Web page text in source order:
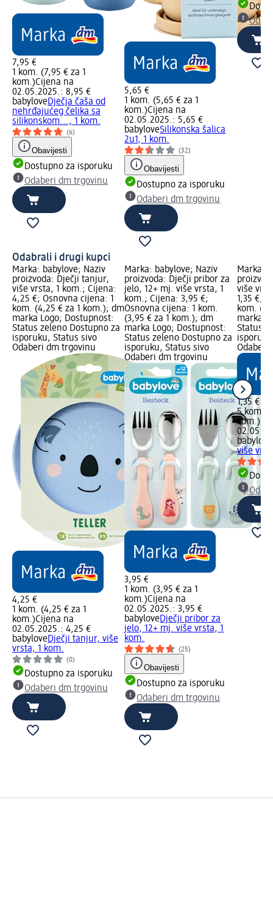
7,95 €
1 kom. (7,95 € za 1
kom.)Cijena na
02.05.2025.: 8,95 €
babyloveDječja čaša od
nehrđajućeg čelika sa
silikonskom..., 1 kom.
(6)
Obavijesti
Dostupno za isporuku
Odaberi dm trgovinu
5,65 €
1 kom. (5,65 € za 1
kom.)Cijena na
02.05.2025.: 5,65 €
babyloveSilikonska šalica
2u1, 1 kom.
(32)
Obavijesti
Dostupno za isporuku
Odaberi dm trgovinu
Odabrali i drugi kupci
Marka: babylove; Naziv
proizvoda: Dječji tanjur,
više vrsta, 1 kom.; Cijena:
4,25 €; Osnovna cijena: 1
kom. (4,25 € za 1 kom.); dm
marka Logo; Dostupnost:
Status zeleno Dostupno za
isporuku, Status sivo
Odaberi dm trgovinu
4,25 €
1 kom. (4,25 € za 1
kom.)Cijena na
02.05.2025.: 4,25 €
babyloveDječji tanjur, više
vrsta, 1 kom.
(0)
Dostupno za isporuku
Odaberi dm trgovinu
Marka: babylove; Naziv
proizvoda: Dječji pribor za
jelo, 12+ mj. više vrsta, 1
kom.; Cijena: 3,95 €;
Osnovna cijena: 1 kom.
(3,95 € za 1 kom.); dm
marka Logo; Dostupnost:
Status zeleno Dostupno za
isporuku, Status sivo
Odaberi dm trgovinu
3,95 €
1 kom. (3,95 € za 1
kom.)Cijena na
02.05.2025.: 3,95 €
babyloveDječji pribor za
jelo, 12+ mj. više vrsta, 1
kom.
(25)
Obavijesti
Dostupno za isporuku
Odaberi dm trgovinu
Marka:
više
1,35 €;
kom.
marka
Status
Odaberi
1,35 €
5 kom.
kom.)
babylove
više